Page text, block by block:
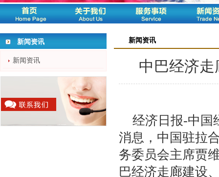
新闻资讯
新闻资讯
新闻资讯
中巴经济
经济日报-中国
消息，中国驻拉
务委员会主席贾
巴经济走廊建设